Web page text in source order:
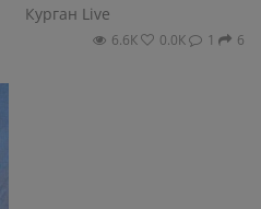
Курган Live
6.6К 0.0К 1 6